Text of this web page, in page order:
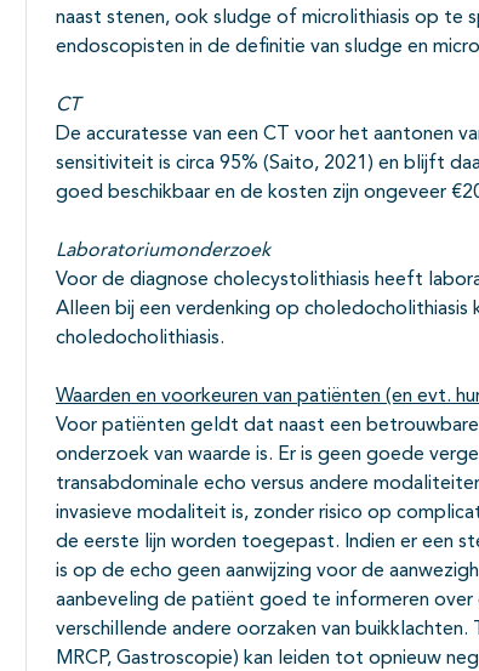
naast stenen, ook sludge of microlithiasis op te
endoscopisten in de definitie van sludge en
CT
De accuratesse van een CT voor het aantonen
sensitiviteit is circa 95% (Saito, 2021) en blijft
goed beschikbaar en de kosten zijn ongeveer
Laboratoriumonderzoek
Voor de diagnose cholecystolithiasis heeft
Alleen bij een verdenking op
choledocholithiasis.
Waarden en voorkeuren van patiënten (en evt.
Voor patiënten geldt dat naast een
onderzoek van waarde is. Er is geen goede
transabdominale echo versus andere
invasieve modaliteit is, zonder risico op
de eerste lijn worden toegepast. Indien er een
is op de echo geen aanwijzing voor de
aanbeveling de patiënt goed te informeren
verschillende andere oorzaken van
MRCP, Gastroscopie) kan leiden tot opnieuw